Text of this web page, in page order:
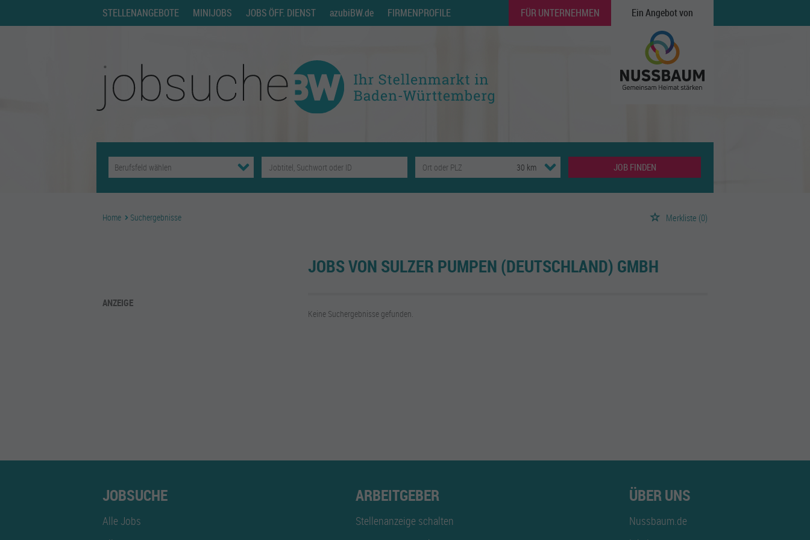
STELLENANGEBOTE MINIJOBS JOBS ÖFF. DIENST azubiBW.de FIRMENPROFILE FÜR UNTERNEHMEN Ein Angebot von
JOB FINDEN
Home Suchergebnisse Merkliste (0)
ANZEIGE
JOBS VON SULZER PUMPEN (DEUTSCHLAND) GMBH
Keine Suchergebnisse gefunden.
JOBSUCHE
Alle Jobs
ARBEITGEBER
Stellenanzeige schalten
ÜBER UNS
Nussbaum.de